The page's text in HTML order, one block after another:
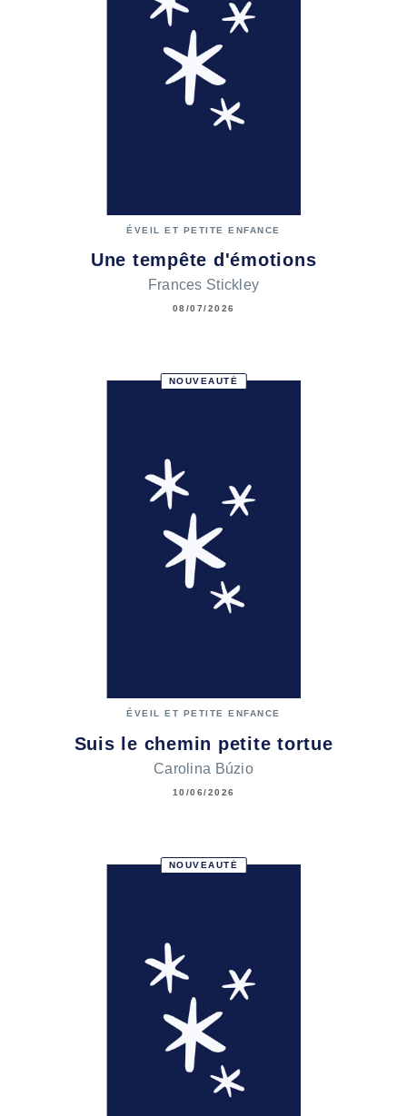
ÉVEIL ET PETITE ENFANCE
Une tempête d'émotions
Frances Stickley
08/07/2026
NOUVEAUTÉ
ÉVEIL ET PETITE ENFANCE
Suis le chemin petite tortue
Carolina Búzio
10/06/2026
NOUVEAUTÉ